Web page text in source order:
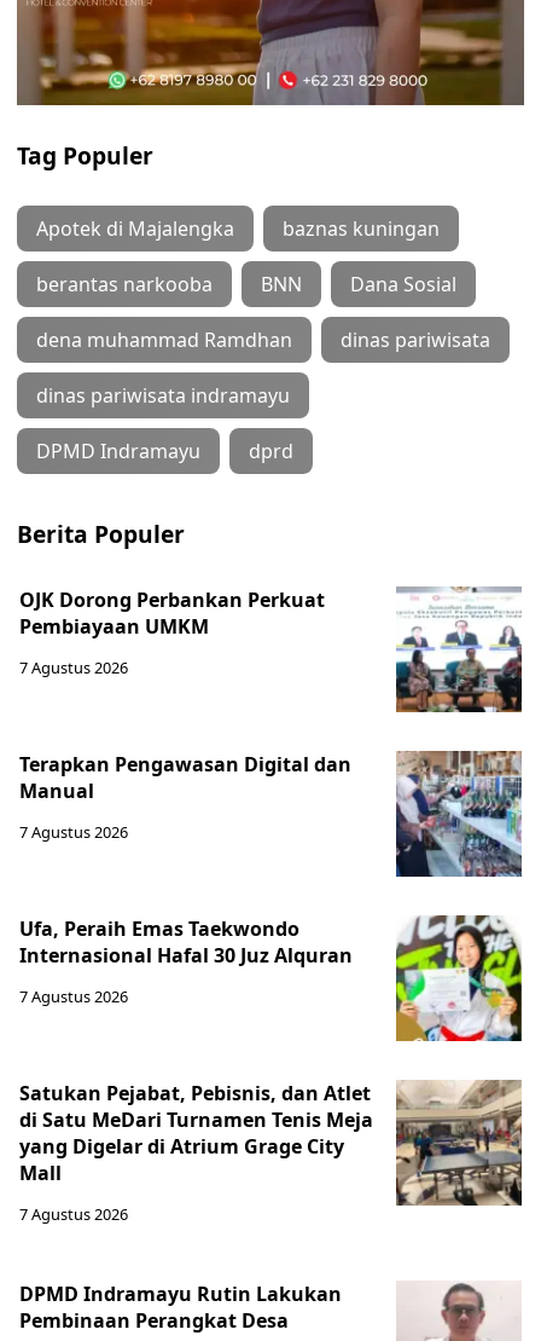
Tag Populer
Apotek di Majalengka baznas kuningan
berantas narkooba BNN Dana Sosial
dena muhammad Ramdhan dinas pariwisata
dinas pariwisata indramayu
DPMD Indramayu dprd
Berita Populer
OJK Dorong Perbankan Perkuat
Pembiayaan UMKM
7 Agustus 2026
Terapkan Pengawasan Digital dan
Manual
7 Agustus 2026
Ufa, Peraih Emas Taekwondo
Internasional Hafal 30 Juz Alquran
7 Agustus 2026
Satukan Pejabat, Pebisnis, dan Atlet
di Satu MeDari Turnamen Tenis Meja
yang Digelar di Atrium Grage City
Mall
7 Agustus 2026
DPMD Indramayu Rutin Lakukan
Pembinaan Perangkat Desa